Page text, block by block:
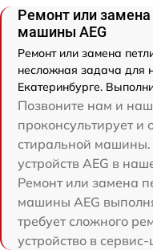
Ремонт или замена
машины AEG
Ремонт или замена
несложная задача для
Екатеринбурге.
Позвоните нам и
проконсультирует и
стиральной
устройств AEG в
Ремонт или замена
машины AEG
требует сложного
устройство в